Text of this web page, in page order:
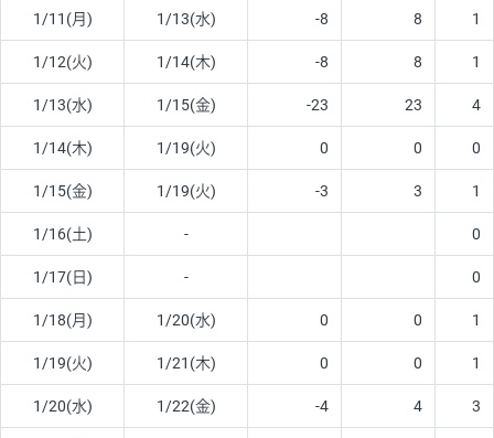
1/11(月) 1/13(水) -8 8 1
1/12(火) 1/14(木) -8 8 1
1/13(水) 1/15(金) -23 23 4
1/14(木) 1/19(火) 0 0 0
1/15(金) 1/19(火) -3 3 1
1/16(土) - 0
1/17(日) - 0
1/18(月) 1/20(水) 0 0 1
1/19(火) 1/21(木) 0 0 1
1/20(水) 1/22(金) -4 4 3